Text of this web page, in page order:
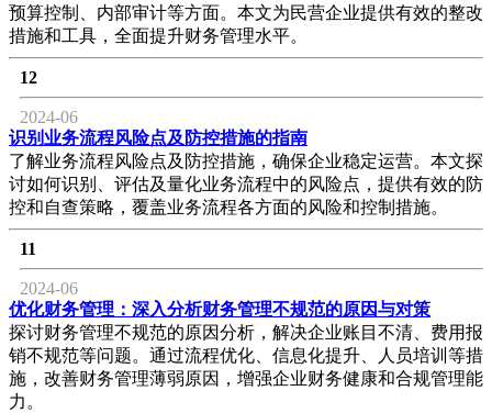
预算控制、内部审计等方面。本文为民营企业提供有效的整改
措施和工具，全面提升财务管理水平。
12
2024-06
识别业务流程风险点及防控措施的指南
了解业务流程风险点及防控措施，确保企业稳定运营。本文探
讨如何识别、评估及量化业务流程中的风险点，提供有效的防
控和自查策略，覆盖业务流程各方面的风险和控制措施。
11
2024-06
优化财务管理：深入分析财务管理不规范的原因与对策
探讨财务管理不规范的原因分析，解决企业账目不清、费用报
销不规范等问题。通过流程优化、信息化提升、人员培训等措
施，改善财务管理薄弱原因，增强企业财务健康和合规管理能
力。